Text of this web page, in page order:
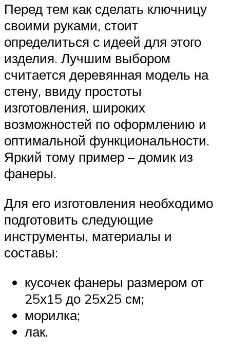
Перед тем как сделать ключницу
своими руками, стоит
определиться с идеей для этого
изделия. Лучшим выбором
считается деревянная модель на
стену, ввиду простоты
изготовления, широких
возможностей по оформлению и
оптимальной функциональности.
Яркий тому пример – домик из
фанеры.
Для его изготовления необходимо
подготовить следующие
инструменты, материалы и
составы:
кусочек фанеры размером от
25х15 до 25х25 см;
морилка;
лак.